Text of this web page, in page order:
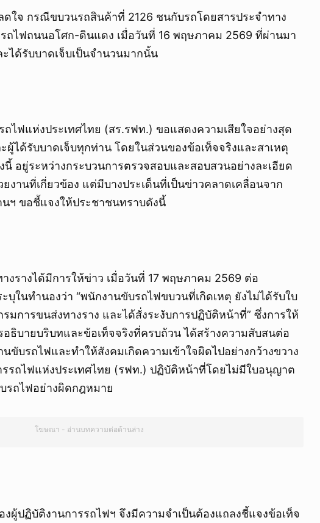
ดใจ กรณีขบวนรถสินค้าที่ 2126 ชนกับรถโดยสารประจำทาง
ถไฟถนนอโศก-ดินแดง เมื่อวันที่ 16 พฤษภาคม 2569 ที่ผ่านมา
ได้รับบาดเจ็บเป็นจำนวนมากนั้น
ไฟแห่งประเทศไทย (สร.รฟท.) ขอแสดงความเสียใจอย่างสุด
ได้รับบาดเจ็บทุกท่าน โดยในส่วนของข้อเท็จจริงและสาเหตุ
อยู่ระหว่างกระบวนการตรวจสอบและสอบสวนอย่างละเอียด
งานที่เกี่ยวข้อง แต่มีบางประเด็นที่เป็นข่าวคลาดเคลื่อนจาก
นฯ ขอชี้แจงให้ประชาชนทราบดังนี้
งรางได้มีการให้ข่าว เมื่อวันที่ 17 พฤษภาคม 2569 ต่อ
บุในทำนองว่า “พนักงานขับรถไฟขบวนที่เกิดเหตุ ยังไม่ได้รับใบ
มการขนส่งทางราง และได้สั่งระงับการปฏิบัติหน้าที่” ซึ่งการให้
ธิบายบริบทและข้อเท็จจริงที่ครบถ้วน ได้สร้างความสับสนต่อ
ขับรถไฟและทำให้สังคมเกิดความเข้าใจผิดไปอย่างกว้างขวาง
รถไฟแห่งประเทศไทย (รฟท.) ปฏิบัติหน้าที่โดยไม่มีใบอนุญาต
ถไฟอย่างผิดกฎหมาย
โฆษณา - อ่านบทความต่อด้านล่าง
ผู้ปฏิบัติงานการรถไฟฯ จึงมีความจำเป็นต้องแถลงชี้แจงข้อเท็จ